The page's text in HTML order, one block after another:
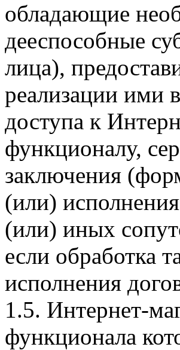
обладающие
дееспособные
лица),
реализации ими
доступа к
функционалу,
заключения
(или)
(или) иных
если обработка
исполнения
1.5. Интернет-
функционала